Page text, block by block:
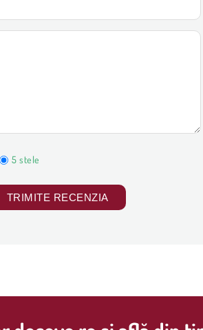
5 stele
TRIMITE RECENZIA